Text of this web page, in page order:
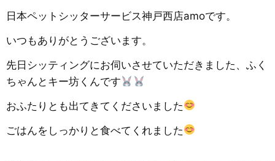
日本ペットシッターサービス神戸西店amoです。
いつもありがとうございます。
先日シッティングにお伺いさせていただきました、ふく
ちゃんとキー坊くんです
おふたりとも出てきてくださいました
ごはんをしっかりと食べてくれました